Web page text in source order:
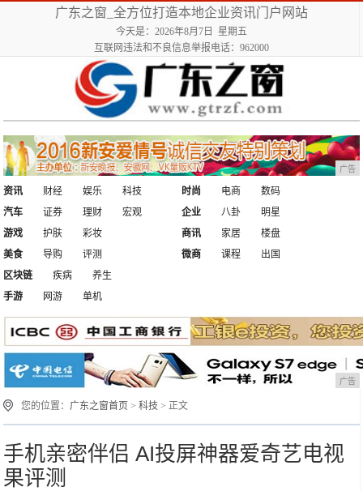
广东之窗_全方位打造本地企业资讯门户网站
今天是：2026年8月7日 星期五
互联网违法和不良信息举报电话：962000
广告
资讯 财经 娱乐
科技
汽车
证券 理财 宏观
时尚 电商
数码
企业
八卦
明星
游戏
护肤
彩妆
美食
导购 评测
商讯 家居
楼盘
微商
课程
出国
区块链
疾病
养生
手游
网游 单机
广告
您的位置： 广东之窗首页 >科技 > 正文
手机亲密伴侣 AI投屏神器爱奇艺电视
果评测